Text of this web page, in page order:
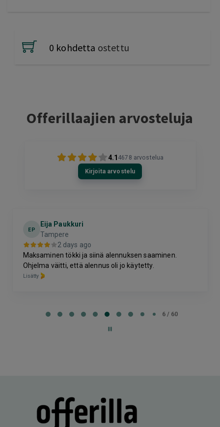
0 kohdetta ostettu
Offerillaajien arvosteluja
4.1 4678 arvostelua
Kirjoita arvostelu
EP
Eija Paukkuri
Tampere
2 days ago
Maksaminen tökki ja siinä alennuksen saaminen.
Ohjelma väitti, että alennus oli jo käytetty.
Lisätty
6 / 60